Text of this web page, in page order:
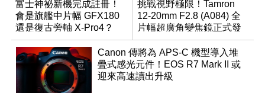
富士神祕新機完成註冊！
會是旗艦中片幅 GFX180
還是復古旁軸 X-Pro4？
挑戰視野極限！Tamron
12-20mm F2.8 (A084) 全
片幅超廣角變焦鏡正式發
表
Canon 傳將為 APS-C 機型導入堆
疊式感光元件！EOS R7 Mark II 或
迎來高速讀出升級